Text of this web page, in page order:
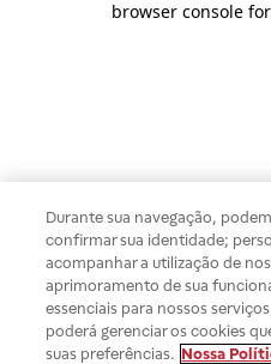
browser console
Durante sua navegação,
confirmar sua identidade;
acompanhar a utilização de
aprimoramento de sua
essenciais para nossos
poderá gerenciar os cookies
suas preferências. Nossa